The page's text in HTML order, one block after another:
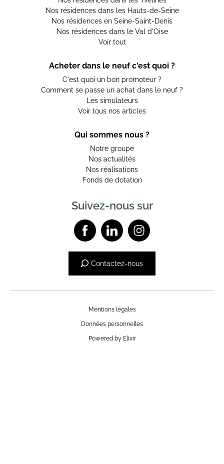
Nos résidences dans les Hauts-de-Seine
Nos résidences en Seine-Saint-Denis
Nos résidences dans le Val d'Oise
Voir tout
Acheter dans le neuf c'est quoi ?
C'est quoi un bon promoteur ?
Comment se passe un achat dans le neuf ?
Les simulateurs
Voir tous nos articles
Qui sommes nous ?
Notre groupe
Nos actualités
Nos réalisations
Fonds de dotation
Suivez-nous sur
Contactez-nous
Mentions légales
Données personnelles
Powered by Elixir